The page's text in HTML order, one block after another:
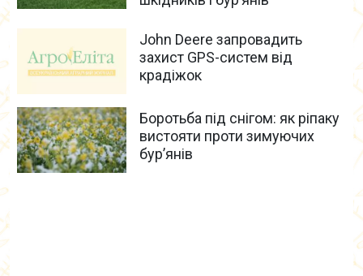
John Deere запровадить
захист GPS-систем від
крадіжок
Боротьба під снігом: як ріпаку
вистояти проти зимуючих
бур’янів